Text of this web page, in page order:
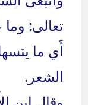
تعالى: وما
أَي ما
الشعر.